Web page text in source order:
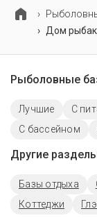
Дом
Рыболовные
Лучшие С
С бассейном
Другие
Базы отдыха
Коттеджи